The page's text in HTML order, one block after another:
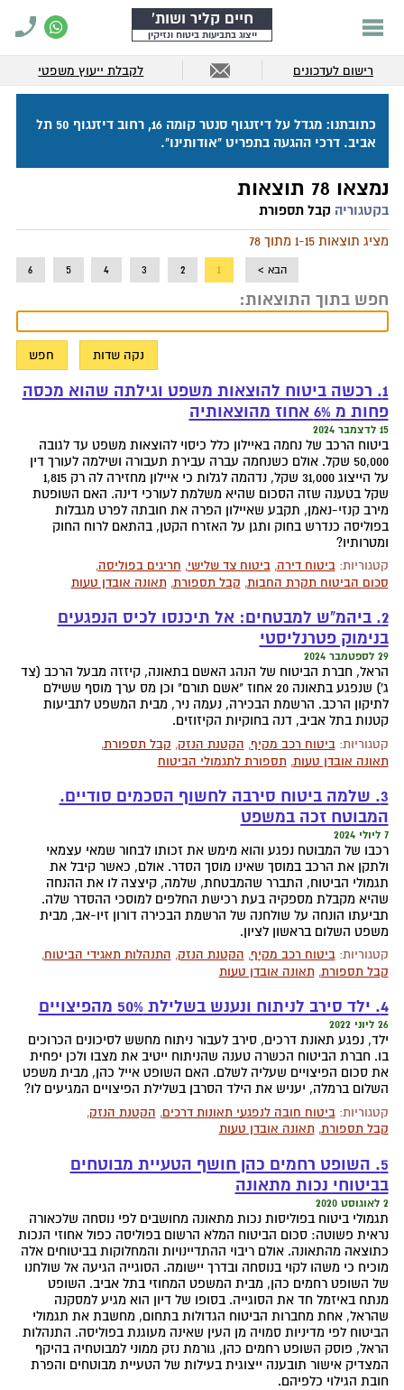
חיים קליר ושות'
ייצוג בתביעות ביטוח ונזיקין
רישום לעדכונים לקבלת ייעוץ משפטי
כתובתנו: מגדל על דיזנגוף סנטר קומה 16, רחוב דיזנגוף 50 תל
אביב. דרכי ההגעה בתפריט "אודותינו".
נמצאו 78 תוצאות
בקטגוריה קבל תספורת
מציג תוצאות 1-15 מתוך 78
הבא > 1
2
3
4
5
6
חפש בתוך התוצאות:
1. רכשה ביטוח להוצאות משפט וגילתה שהוא מכסה
פחות מ 6% אחוז מהוצאותיה
15 לדצמבר 2024
ביטוח הרכב של נחמה באיילון כלל כיסוי להוצאות משפט עד לגובה
50,000 שקל. אולם כשנחמה עברה עבירת תעבורה ושילמה לעורך דין
על הייצוג 31,000 שקל, נדהמה לגלות כי איילון מחזירה לה רק 1,815
שקל בטענה שזה הסכום שהיא משלמת לעורכי דינה. האם השופטת
מירב קנזי-נאמן, תקבע שאיילון הפרה את חובתה לפרט מגבלות
בפוליסה כנדרש בחוק ותגן על האזרח הקטן, בהתאם לרוח החוק
ומטרותיו?
קטגוריות:ביטוח דירה,ביטוח צד שלישי, חריגים בפוליסה,
סכום הביטוח תקרת החבות, קבל תספורת,תאונה אובדן טעות
2. ביהמ"ש למבטחים: אל תיכנסו לכיס הנפגעים
בנימוק פטרנליסטי
29 לספטמבר 2024
הראל, חברת הביטוח של הנהג האשם בתאונה, קיזזה מבעל הרכב (צד
ג') שנפגע בתאונה 20 אחוז "אשם תורם" וכן מס ערך מוסף ששילם
לתיקון הרכב. הרשמת הבכירה, נעמה ניר, מבית המשפט לתביעות
קטנות בתל אביב, דנה בחוקיות הקיזוזים.
קטגוריות:ביטוח רכב מקיף, הקטנת הנזק, קבל תספורת,
תאונה אובדן טעות,תספורת לתגמולי הביטוח
3. שלמה ביטוח סירבה לחשוף הסכמים סודיים.
המבוטח זכה במשפט
7 ליולי 2024
רכבו של המבוטח נפגע והוא מימש את זכותו לבחור שמאי עצמאי
ולתקן את הרכב במוסך שאינו מוסך הסדר. אולם, כאשר קיבל את
תגמולי הביטוח, התברר שהמבטחת, שלמה, קיצצה לו את ההנחה
שהיא מקבלת מספקיה בעת רכישת החלפים למוסכי ההסדר שלה.
תביעתו הונחה על שולחנה של הרשמת הבכירה דורון זיו-אב, מבית
משפט השלום בראשון לציון.
קטגוריות:ביטוח רכב מקיף, הקטנת הנזק, התנהלות תאגידי הביטוח,
קבל תספורת,תאונה אובדן טעות
4. ילד סירב לניתוח ונענש בשלילת 50% מהפיצויים
26 ליוני 2022
ילד, נפגע תאונת דרכים, סירב לעבור ניתוח מחשש לסיכונים הכרוכים
בו. חברת הביטוח הכשרה טענה שהניתוח ייטיב את מצבו ולכן יפחית
את סכום הפיצויים שעליה לשלם. האם השופט אייל כהן, מבית משפט
השלום ברמלה, יעניש את הילד הסרבן בשלילת הפיצויים המגיעים לו?
קטגוריות:ביטוח חובה לנפגעי תאונות דרכים, הקטנת הנזק,
קבל תספורת,תאונה אובדן טעות
5. השופט רחמים כהן חושף הטעיית מבוטחים
בביטוחי נכות מתאונה
2 לאוגוסט 2020
תגמולי ביטוח בפוליסות נכות מתאונה מחושבים לפי נוסחה שלכאורה
נראית פשוטה: סכום הביטוח המלא הרשום בפוליסה כפול אחוזי הנכות
כתוצאה מהתאונה. אולם ריבוי ההתדיינויות והמחלוקות בביטוחים אלה
מוכיח כי משהו לקוי בנוסחה ובדרך יישומה. הסוגייה הגיעה אל שולחנו
של השופט רחמים כהן, מבית המשפט המחוזי בתל אביב. השופט
מנתח באיזמל חד את הסוגייה. בסופו של דיון הוא מגיע למסקנה
שהראל, אחת מחברות הביטוח הגדולות בתחום, מחשבת את תגמולי
הביטוח לפי מדיניות סמויה מן העין שאינה מעוגנת בפוליסה. התנהלות
הראל, פוסק השופט רחמים כהן, גורמת נזק ממוני למבוטחיה בהיקף
המצדיק אישור תובענה ייצוגית בעילות של הטעיית מבוטחים והפרת
חובת הגילוי כלפיהם.